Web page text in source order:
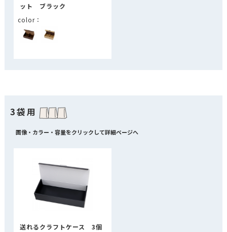
ット ブラック
3袋用
送れるクラフトケース 3個